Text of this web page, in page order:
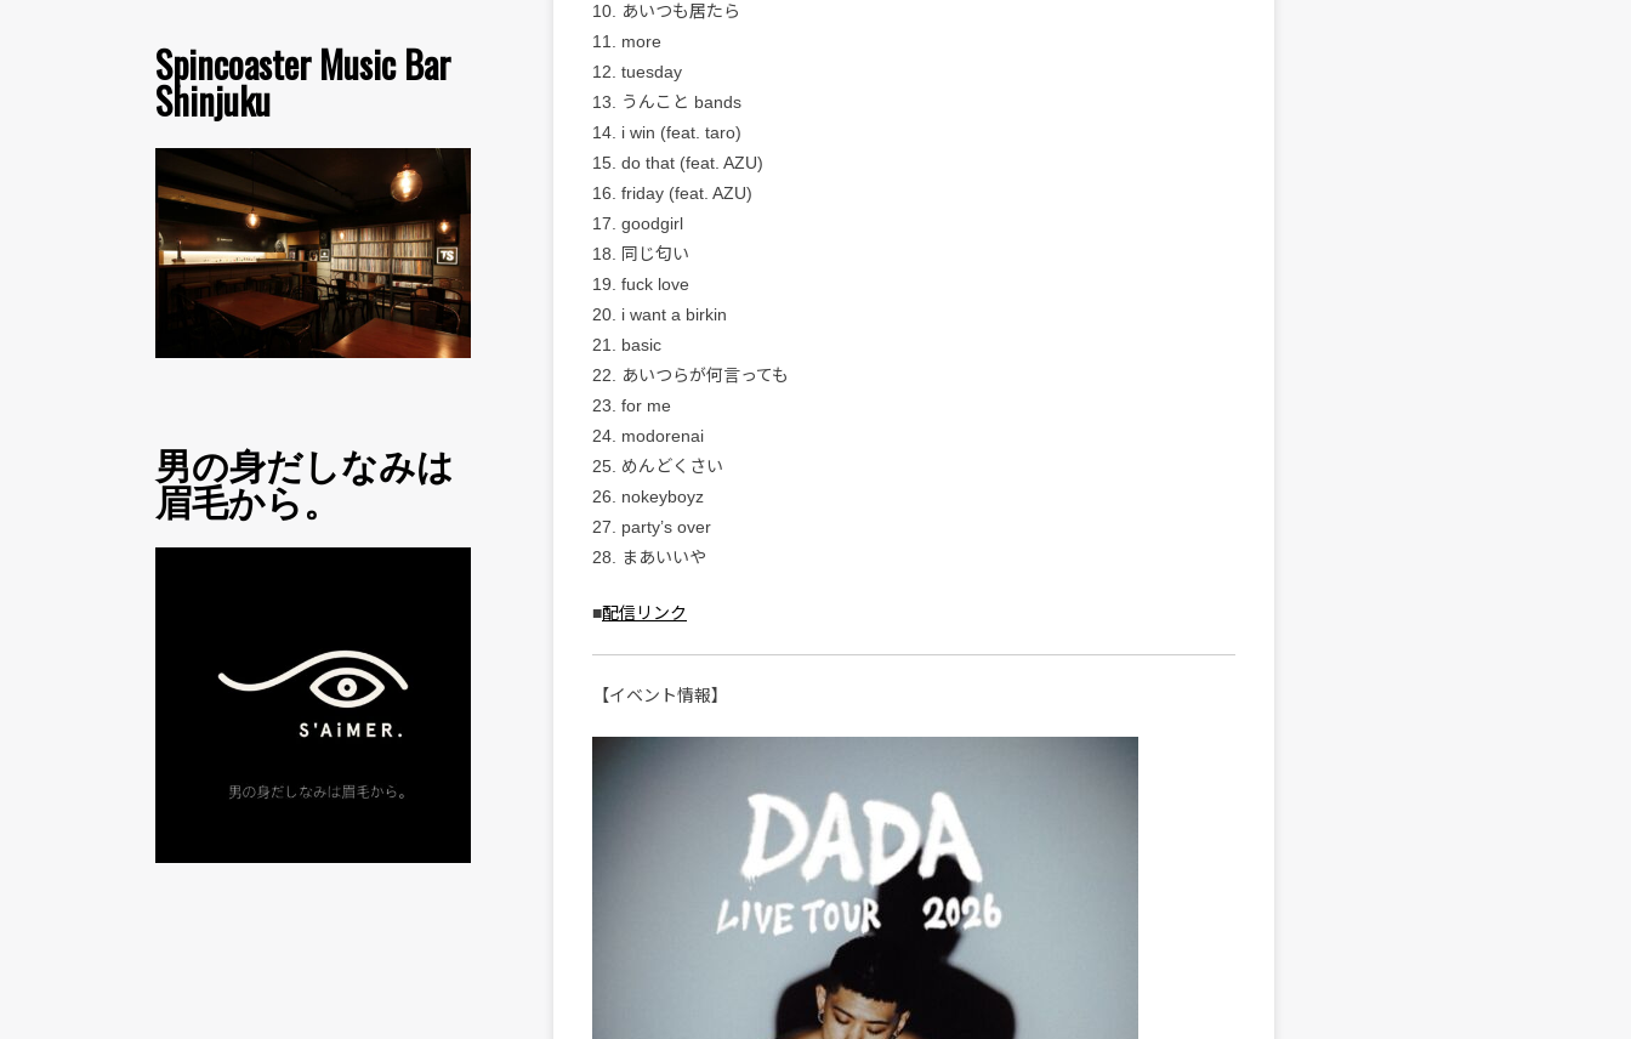
Spincoaster Music Bar
Shinjuku
男の身だしなみは
眉毛から。
10. あいつも居たら
11. more
12. tuesday
13. うんこと bands
14. i win (feat. taro)
15. do that (feat. AZU)
16. friday (feat. AZU)
17. goodgirl
18. 同じ匂い
19. fuck love
20. i want a birkin
21. basic
22. あいつらが何言っても
23. for me
24. modorenai
25. めんどくさい
26. nokeyboyz
27. party’s over
28. まあいいや
■配信リンク
【イベント情報】